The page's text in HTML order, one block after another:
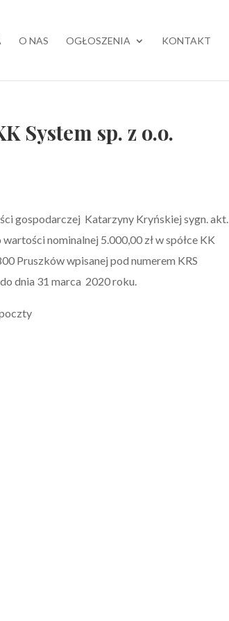
O NAS OGŁOSZENIA KONTAKT
System sp. z o.o.
gospodarczej Katarzyny Kryńskiej sygn. akt.
nominalnej 5.000,00 zł w spółce KK
Pruszków wpisanej pod numerem KRS
dnia 31 marca 2020 roku.